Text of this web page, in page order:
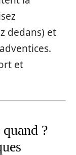
dedans) et
et
?